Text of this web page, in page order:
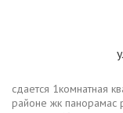
сдается 1комнатная
районе жк панорамас